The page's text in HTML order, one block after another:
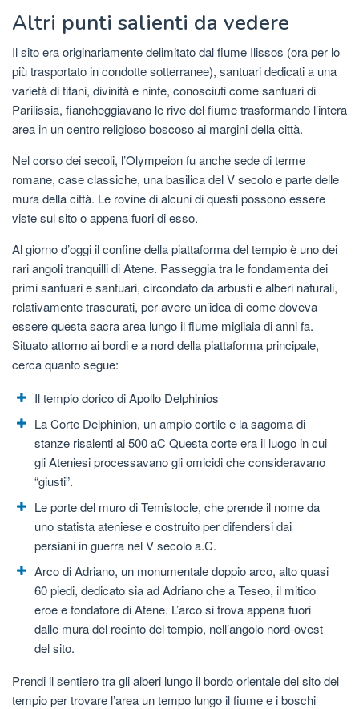
Altri punti salienti da vedere
Il sito era originariamente delimitato dal fiume Ilissos (ora per lo
più trasportato in condotte sotterranee), santuari dedicati a una
varietà di titani, divinità e ninfe, conosciuti come santuari di
Parilissia, fiancheggiavano le rive del fiume trasformando l’intera
area in un centro religioso boscoso ai margini della città.
Nel corso dei secoli, l’Olympeion fu anche sede di terme
romane, case classiche, una basilica del V secolo e parte delle
mura della città. Le rovine di alcuni di questi possono essere
viste sul sito o appena fuori di esso.
Al giorno d’oggi il confine della piattaforma del tempio è uno dei
rari angoli tranquilli di Atene. Passeggia tra le fondamenta dei
primi santuari e santuari, circondato da arbusti e alberi naturali,
relativamente trascurati, per avere un’idea di come doveva
essere questa sacra area lungo il fiume migliaia di anni fa.
Situato attorno ai bordi e a nord della piattaforma principale,
cerca quanto segue:
Il tempio dorico di Apollo Delphinios
La Corte Delphinion, un ampio cortile e la sagoma di
stanze risalenti al 500 aC Questa corte era il luogo in cui
gli Ateniesi processavano gli omicidi che consideravano
“giusti”.
Le porte del muro di Temistocle, che prende il nome da
uno statista ateniese e costruito per difendersi dai
persiani in guerra nel V secolo a.C.
Arco di Adriano, un monumentale doppio arco, alto quasi
60 piedi, dedicato sia ad Adriano che a Teseo, il mitico
eroe e fondatore di Atene. L’arco si trova appena fuori
dalle mura del recinto del tempio, nell’angolo nord-ovest
del sito.
Prendi il sentiero tra gli alberi lungo il bordo orientale del sito del
tempio per trovare l’area un tempo lungo il fiume e i boschi